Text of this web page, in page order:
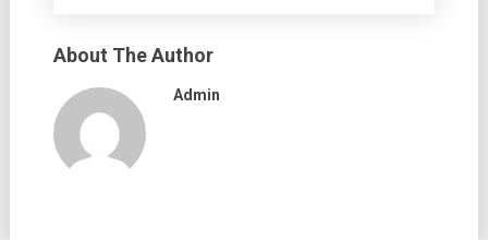
About The Author
Admin